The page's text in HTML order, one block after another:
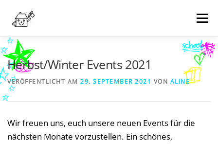
Inhalt
springen
Menü
NEWS
SPENDEN
Herbst/Winter Events 2021
VERÖFFENTLICHT AM 29. SEPTEMBER 2021 VON ALINE
Wir freuen uns, euch unsere neuen Events für die
nächsten Monate vorzustellen. Ein schönes,